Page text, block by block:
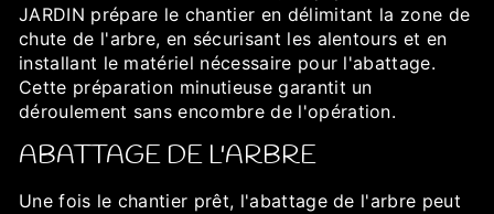
JARDIN prépare le chantier en délimitant la zone de
chute de l'arbre, en sécurisant les alentours et en
installant le matériel nécessaire pour l'abattage.
Cette préparation minutieuse garantit un
déroulement sans encombre de l'opération.
ABATTAGE DE L'ARBRE
Une fois le chantier prêt, l'abattage de l'arbre peut